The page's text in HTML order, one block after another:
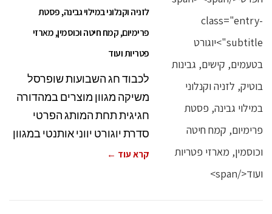
לזניה וקנלוני במילוי גבינה, פסטת
פרימיום, קמח חיטה וכוסמין, מארזי
פטריות ועוד
לכבוד חג השבועות שופרסל
משיקה מגוון מוצרים במהדורה
חגיגית תחת המותג הפרטי
סדרת יוגורט יווני אותנטי במגוון
קרא עוד ←